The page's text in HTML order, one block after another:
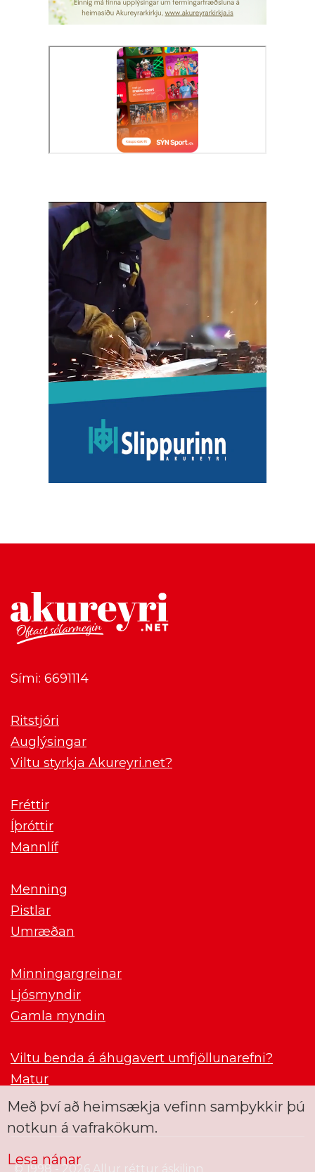
Sími: 6691114
Ritstjóri
Auglýsingar
Viltu styrkja Akureyri.net?
Fréttir
Íþróttir
Mannlíf
Menning
Pistlar
Umræðan
Minningargreinar
Ljósmyndir
Gamla myndin
Viltu benda á áhugavert umfjöllunarefni?
Matur
© 1998 - 2026 Allur réttur áskilinn
Með því að heimsækja vefinn samþykkir þú
notkun á vafrakökum.
Lesa nánar